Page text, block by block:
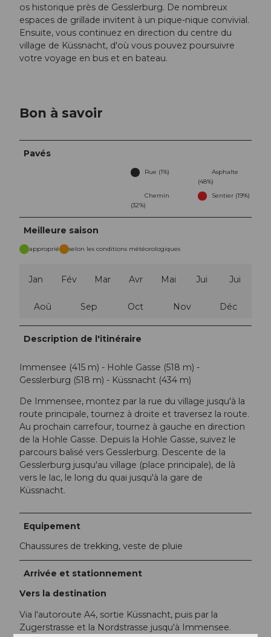
os historique près de Gesslerburg. De nombreux
espaces de grillade invitent à un pique-nique convivial.
Ensuite, vous continuez en direction du centre du
village de Küssnacht, d'où vous pouvez poursuivre
votre voyage en bus et en bateau.
Bon à savoir
Pavés
Rue (1%)
Asphalte
(48%)
Chemin
(32%)
Sentier (19%)
Meilleure saison
approprié selon les conditions météorologiques
Jan Fév Mar Avr Mai Jui Jui
Aoû Sep Oct Nov Déc
Description de l'itinéraire
Immensee (415 m) - Hohle Gasse (518 m) -
Gesslerburg (518 m) - Küssnacht (434 m)
De Immensee, montez par la rue du village jusqu'à la
route principale, tournez à droite et traversez la route.
Au prochain carrefour, tournez à gauche en direction
de la Hohle Gasse. Depuis la Hohle Gasse, suivez le
parcours balisé vers Gesslerburg. Descente de la
Gesslerburg jusqu'au village (place principale), de là
vers le lac, le long du quai jusqu'à la gare de
Küssnacht.
Equipement
Chaussures de trekking, veste de pluie
Arrivée et stationnement
Vers la destination
Via l'autoroute A4, sortie Küssnacht, puis par la
Zugerstrasse et la Nordstrasse jusqu'à Immensee.